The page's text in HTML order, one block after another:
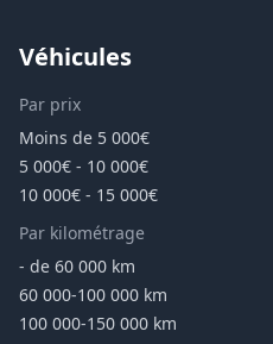
Véhicules
Par prix
Moins de 5 000€
5 000€ - 10 000€
10 000€ - 15 000€
Par kilométrage
- de 60 000 km
60 000-100 000 km
100 000-150 000 km